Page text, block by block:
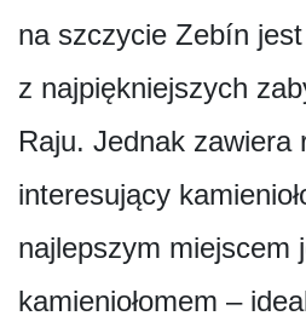
na szczycie Zebín
z najpiękniejszych
Raju. Jednak zawiera
interesujący
najlepszym miejscem
kamieniołomem –